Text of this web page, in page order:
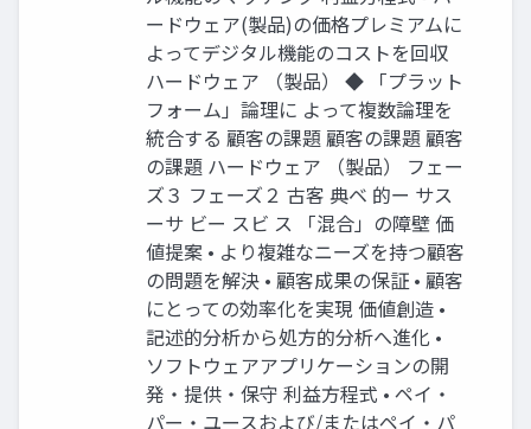
ードウェア(製品)の価格プレミアムに
よってデジタル機能のコストを回収
ハードウェア （製品） ◆ 「プラット
フォーム」論理に よって複数論理を
統合する 顧客の課題 顧客の課題 顧客
の課題 ハードウェア （製品） フェー
ズ３ フェーズ２ 古客 典ベ 的ー サス
ーサ ビー スビ ス 「混合」の障壁 価
値提案 • より複雑なニーズを持つ顧客
の問題を解決 • 顧客成果の保証 • 顧客
にとっての効率化を実現 価値創造 •
記述的分析から処方的分析へ進化 •
ソフトウェアアプリケーションの開
発・提供・保守 利益方程式 • ペイ・
パー・ユースおよび/またはペイ・パ